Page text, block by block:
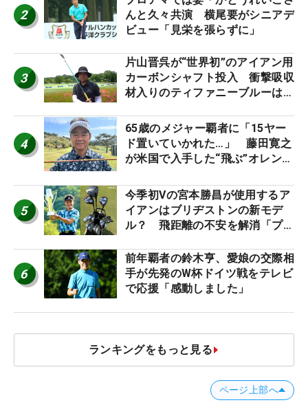
2
んと久々共演 横尾要がシニアデ
ビュー「見栄を張らずに」
3
片山晋呉が“世界初”のアイアン用
カーボンシャフト投入 衝撃吸収
材入りのティファニーブルーは
4
65歳のメジャー覇者に「15ヤー
ド置いていかれた…」 藤田寛之
が米国で入手した“飛ぶ”オレンジ
5
今季初Vの宮本勝昌が使用するア
イアンはブリヂストンの新モデ
ル？ 飛距離の不安を解消「プラ
6
前年覇者の鈴木亨、愛娘の交際相
手が先発のW杯ドイツ戦をテレビ
で応援「感動しました」
ランキングをもっと見る
ページ上部へ